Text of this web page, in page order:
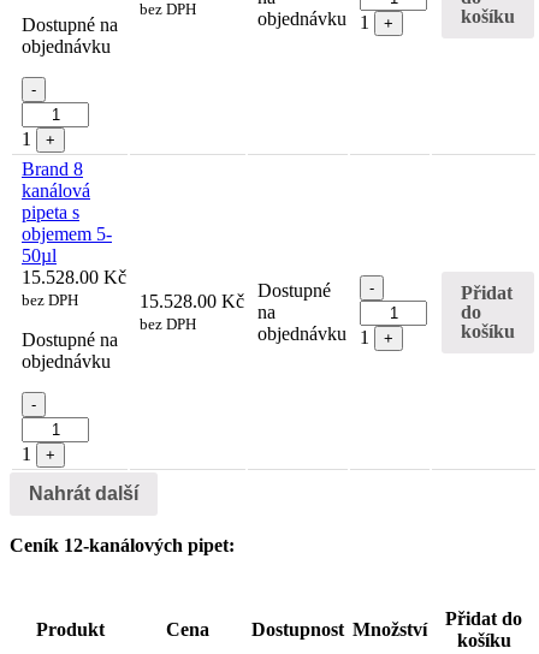
Dostupné na
objednávku
Quantity
-
1 +
bez DPH
objednávku
1 +
košíku
Brand 8
kanálová
pipeta s
objemem 5-
50µl
15.528.00 Kč
bez DPH
Dostupné na
objednávku
Quantity
-
1 +
15.528.00 Kč
bez DPH
Dostupné
na
objednávku
Quantity
-
1 +
Přidat
do
košíku
Nahrát další
Ceník 12-kanálových pipet:
Produkt Cena Dostupnost Množství
Přidat do
košíku